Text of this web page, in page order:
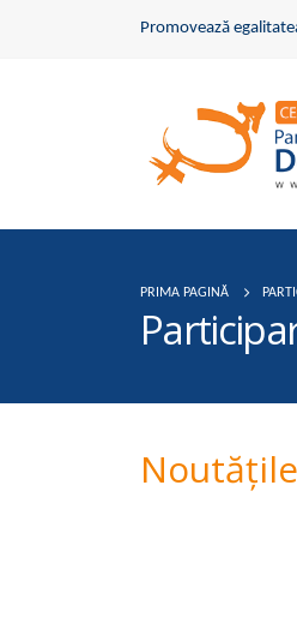
Promovează
PRIMA PAGINĂ